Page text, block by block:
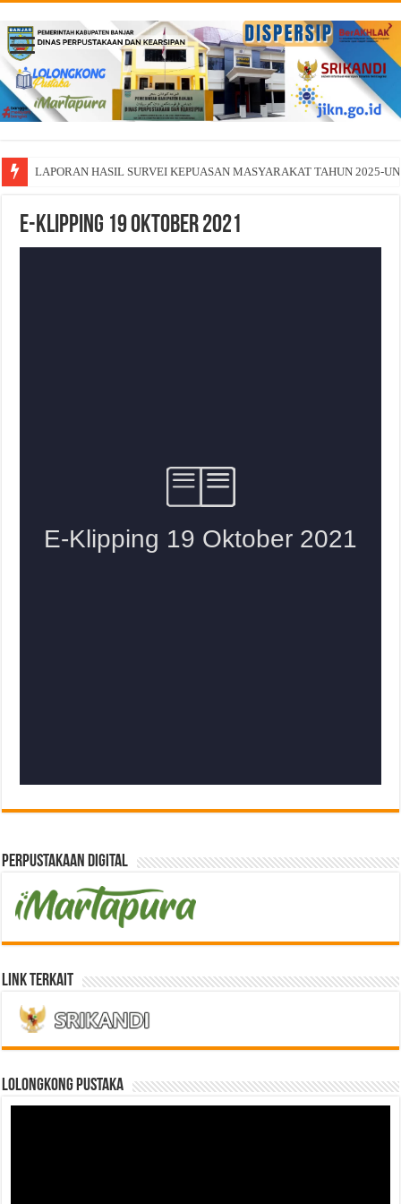
LAPORAN HASIL SURVEI KEPUASAN MASYARAKAT TAHUN 2025-
E-Klipping 19 Oktober 2021
Perpustakaan Digital
Link Terkait
LOLONGKONG PUSTAKA